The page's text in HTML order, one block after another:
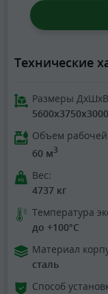
Технические
Размеры
Объем
60 м3
Вес:
4737 кг
Температура
до +100°C
Материал
сталь
Способ